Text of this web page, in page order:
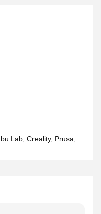
Lab, Creality, Prusa,